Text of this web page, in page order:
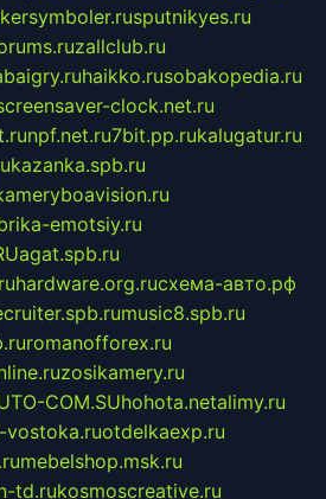
sputnikyes.ru
zallclub.ru
haikko.rusobakopedia.ru
clock.net.ru
npf.net.ru7bit.pp.rukalugatur.ru
kazanka.spb.ru
emotsiy.ru
agat.spb.ru
hardware.org.ruсхема-авто.рф
music8.spb.ru
romanofforex.ru
zosikamery.ru
COM.SUhohota.netalimy.ru
vostoka.ruotdelkaexp.ru
mebelshop.msk.ru
td.rukosmoscreative.ru